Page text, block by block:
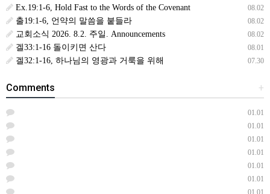
08.02
Ex.19:1-6, Hold Fast to the Words of the Covenant
08.02
출19:1-6, 언약의 말씀을 붙들라
08.02
교회소식 2026. 8.2. 주일. Announcements
08.01
겔33:1-16 돌이키면 산다
07.30
겔32:1-16, 하나님의 영광과 거룩을 위해
+
Comments
01.01
01.01
01.01
01.01
01.01
01.01
01.01